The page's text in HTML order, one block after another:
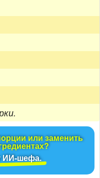
или заменить
ИИ-шефа.